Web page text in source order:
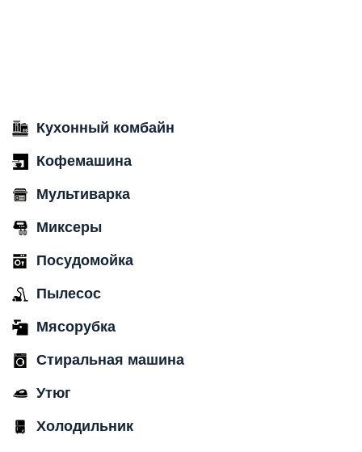
Кухонный комбайн
Кофемашина
Мультиварка
Миксеры
Посудомойка
Пылесос
Мясорубка
Стиральная машина
Утюг
Холодильник